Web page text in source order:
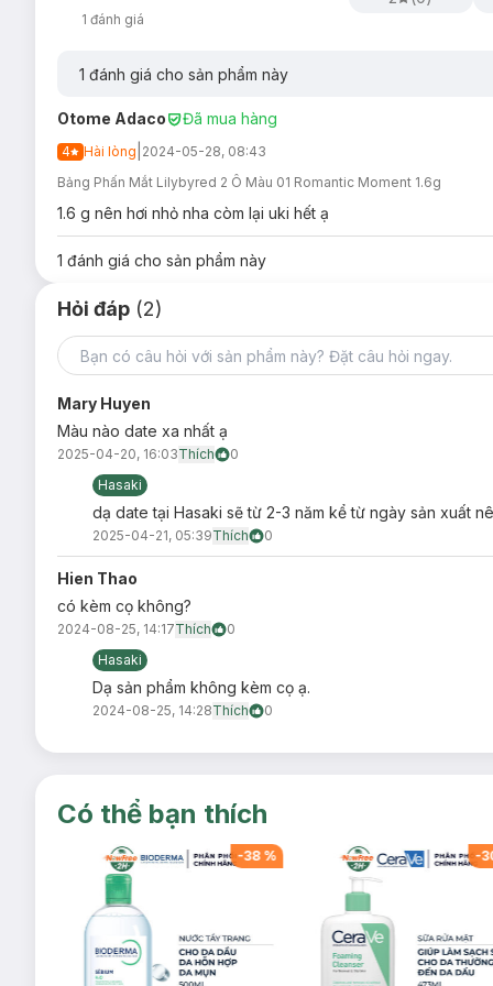
Ưu thế nổi bật:
Thiết kế kiểu dáng 2 ô xinh xắn, nhỏ gọn tiện lợi, có
khác nhau mang đến đôi mắt cuốn hút và trở thành
Đa năng, vừa làm phấn mắt, vừa có thể làm phấn má.
1 đánh giá
1 đánh giá cho sản phẩm này
Otome Adaco Đã mua hàng
4 Hài lòng 2024-05-28, 08:43
Bảng Phấn Mắt Lilybyred 2 Ô Màu 01 Romantic Moment 1.6g
1.6 g nên hơi nhỏ nha còm lại uki hết ạ
1 đánh giá cho sản phẩm này
Hỏi đáp (2)
Mary Huyen
Màu nào date xa nhất ạ
2025-04-20, 16:03Thích
0
Hasaki
dạ date tại Hasaki sẽ từ 2-3 năm kể từ ngày sản xuất
2025-04-21, 05:39Thích 0
Hien Thao
có kèm cọ không?
2024-08-25, 14:17Thích
0
Hasaki
Dạ sản phẩm không kèm cọ ạ.
2024-08-25, 14:28Thích 0
Có thể bạn thích
-38% -